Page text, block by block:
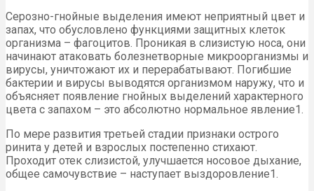
Серозно-гнойные выделения имеют неприятный цвет и
запах, что обусловлено функциями защитных клеток
организма – фагоцитов. Проникая в слизистую носа, они
начинают атаковать болезнетворные микроорганизмы и
вирусы, уничтожают их и перерабатывают. Погибшие
бактерии и вирусы выводятся организмом наружу, что и
объясняет появление гнойных выделений характерного
цвета с запахом – это абсолютно нормальное явление1.
По мере развития третьей стадии признаки острого
ринита у детей и взрослых постепенно стихают.
Проходит отек слизистой, улучшается носовое дыхание,
общее самочувствие – наступает выздоровление1.